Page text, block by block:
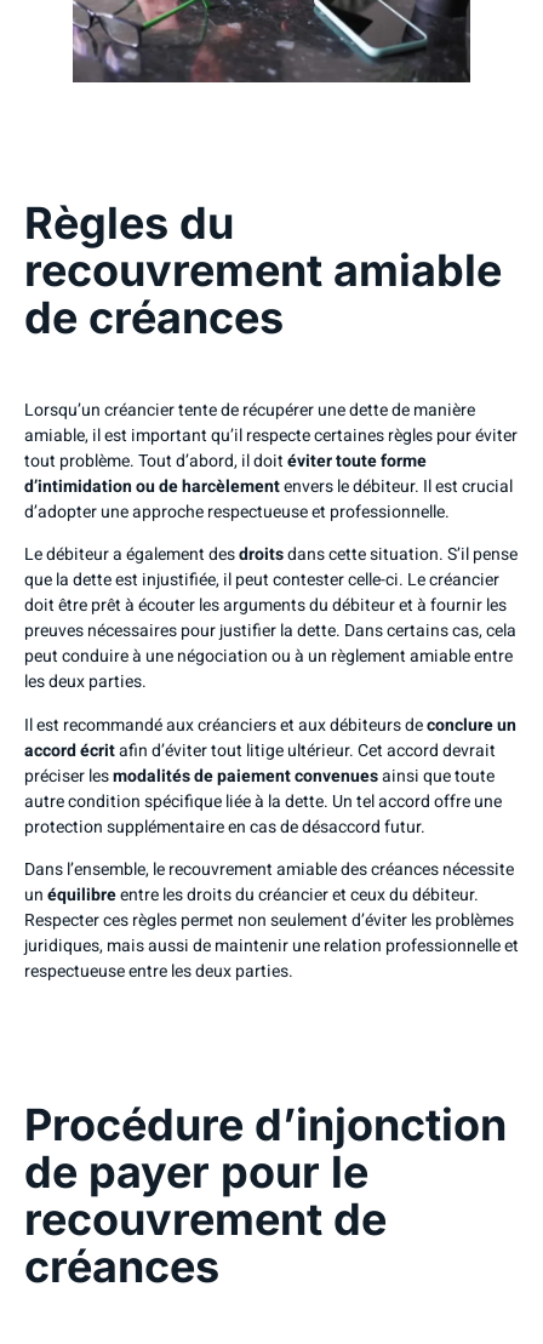
Règles du
recouvrement amiable
de créances
Lorsqu’un créancier tente de récupérer une dette de manière
amiable, il est important qu’il respecte certaines règles pour éviter
tout problème. Tout d’abord, il doitéviter toute forme
d’intimidation ou de harcèlementenvers le débiteur. Il est crucial
d’adopter une approche respectueuse et professionnelle.
Le débiteur a également desdroitsdans cette situation. S’il pense
que la dette est injustifiée, il peut contester celle-ci. Le créancier
doit être prêt à écouter les arguments du débiteur et à fournir les
preuves nécessaires pour justifier la dette. Dans certains cas, cela
peut conduire à une négociation ou à un règlement amiable entre
les deux parties.
Il est recommandé aux créanciers et aux débiteurs deconclure un
accord écritafin d’éviter tout litige ultérieur. Cet accord devrait
préciser lesmodalités de paiement convenuesainsi que toute
autre condition spécifique liée à la dette. Un tel accord offre une
protection supplémentaire en cas de désaccord futur.
Dans l’ensemble, le recouvrement amiable des créances nécessite
unéquilibreentre les droits du créancier et ceux du débiteur.
Respecter ces règles permet non seulement d’éviter les problèmes
juridiques, mais aussi de maintenir une relation professionnelle et
respectueuse entre les deux parties.
Procédure d’injonction
de payer pour le
recouvrement de
créances